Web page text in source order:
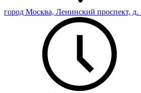
город Москва, Ленинский проспект, д.